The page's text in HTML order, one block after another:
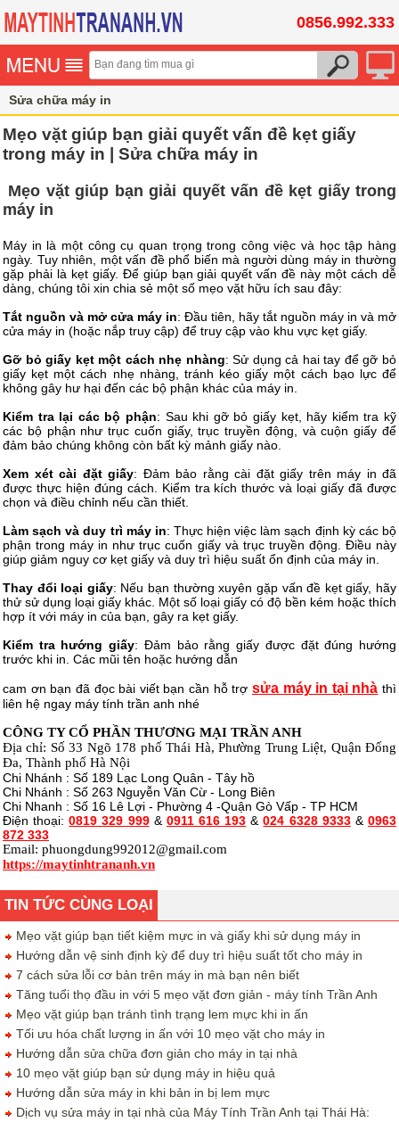
0856.992.333
Sửa chữa máy in
Mẹo vặt giúp bạn giải quyết vấn đề kẹt giấy
trong máy in | Sửa chữa máy in
Mẹo vặt giúp bạn giải quyết vấn đề kẹt giấy trong
máy in
Máy in là một công cụ quan trọng trong công việc và học tập hàng
ngày. Tuy nhiên, một vấn đề phổ biến mà người dùng máy in thường
gặp phải là kẹt giấy. Để giúp bạn giải quyết vấn đề này một cách dễ
dàng, chúng tôi xin chia sẻ một số mẹo vặt hữu ích sau đây:
Tắt nguồn và mở cửa máy in: Đầu tiên, hãy tắt nguồn máy in và mở
cửa máy in (hoặc nắp truy cập) để truy cập vào khu vực kẹt giấy.
Gỡ bỏ giấy kẹt một cách nhẹ nhàng: Sử dụng cả hai tay để gỡ bỏ
giấy kẹt một cách nhẹ nhàng, tránh kéo giấy một cách bạo lực để
không gây hư hại đến các bộ phận khác của máy in.
Kiểm tra lại các bộ phận: Sau khi gỡ bỏ giấy kẹt, hãy kiểm tra kỹ
các bộ phận như trục cuốn giấy, trục truyền động, và cuộn giấy để
đảm bảo chúng không còn bất kỳ mảnh giấy nào.
Xem xét cài đặt giấy: Đảm bảo rằng cài đặt giấy trên máy in đã
được thực hiện đúng cách. Kiểm tra kích thước và loại giấy đã được
chọn và điều chỉnh nếu cần thiết.
Làm sạch và duy trì máy in: Thực hiện việc làm sạch định kỳ các bộ
phận trong máy in như trục cuốn giấy và trục truyền động. Điều này
giúp giảm nguy cơ kẹt giấy và duy trì hiệu suất ổn định của máy in.
Thay đổi loại giấy: Nếu bạn thường xuyên gặp vấn đề kẹt giấy, hãy
thử sử dụng loại giấy khác. Một số loại giấy có độ bền kém hoặc thích
hợp ít với máy in của bạn, gây ra kẹt giấy.
Kiểm tra hướng giấy: Đảm bảo rằng giấy được đặt đúng hướng
trước khi in. Các mũi tên hoặc hướng dẫn
cam ơn bạn đã đọc bài viết bạn cần hỗ trợ sửa máy in tại nhà thì
liên hệ ngay máy tính trần anh nhé
CÔNG TY CỔ PHẦN THƯƠNG MẠI TRẦN ANH
Địa chỉ: Số 33 Ngõ 178 phố Thái Hà, Phường Trung Liệt, Quận Đống
Đa, Thành phố Hà Nội
Chi Nhánh : Số 189 Lạc Long Quân - Tây hồ
Chi Nhánh : Số 263 Nguyễn Văn Cừ - Long Biên
Chi Nhanh : Số 16 Lê Lợi - Phường 4 -Quận Gò Vấp - TP HCM
Điện thoại:0819 329 999& 0911 616 193 &024 6328 9333&0963
872 333
Email: phuongdung992012@gmail.com
https://maytinhtrananh.vn
TIN TỨC CÙNG LOẠI
Mẹo vặt giúp bạn tiết kiệm mực in và giấy khi sử dụng máy in
Hướng dẫn vệ sinh định kỳ để duy trì hiệu suất tốt cho máy in
7 cách sửa lỗi cơ bản trên máy in mà bạn nên biết
Tăng tuổi thọ đầu in với 5 mẹo vặt đơn giản - máy tính Trần Anh
Mẹo vặt giúp bạn tránh tình trạng lem mực khi in ấn
Tối ưu hóa chất lượng in ấn với 10 mẹo vặt cho máy in
Hướng dẫn sửa chữa đơn giản cho máy in tại nhà
10 mẹo vặt giúp bạn sử dụng máy in hiệu quả
Hướng dẫn sửa máy in khi bản in bị lem mực
Dịch vụ sửa máy in tại nhà của Máy Tính Trần Anh tại Thái Hà: